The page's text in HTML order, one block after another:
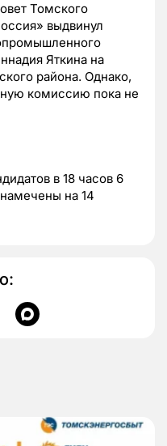
Томского
выдвинул
Яткина на
района. Однако,
комиссию пока не
в 18 часов 6
на 14